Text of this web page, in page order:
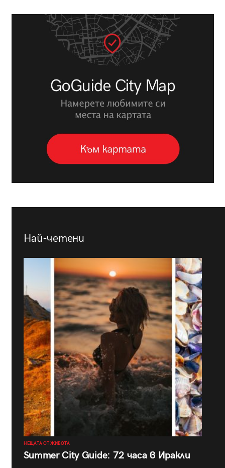
Най-четени
НЕЩАТА ОТ ЖИВОТА
Summer City Guide: 72 часа в Иракли